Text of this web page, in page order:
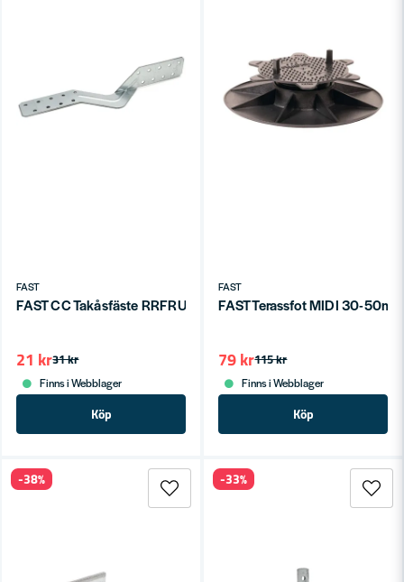
FAST
FAST CC Takåsfäste RRFRU 280x1,5
31 kr
21 kr
Finns i Webblager
Köp
FAST
FAST Terassfot MIDI 30-
115 kr
79 kr
Finns i Webblager
Köp
-38% -33%